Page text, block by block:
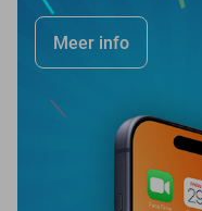
Meer info